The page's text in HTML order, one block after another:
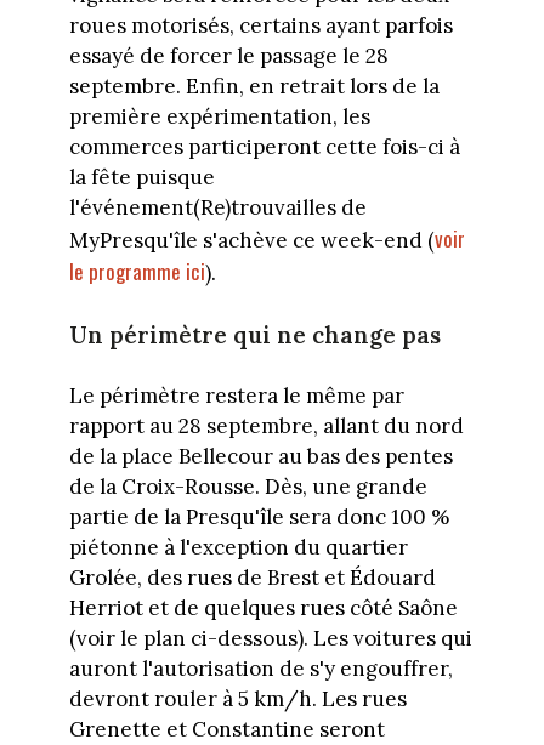
roues motorisés, certains ayant parfois
essayé de forcer le passage le 28
septembre. Enfin, en retrait lors de la
première expérimentation, les
commerces participeront cette fois-ci à
la fête puisque
l'événement(Re)trouvailles de
MyPresqu'île s'achève ce week-end (voir
le programme ici).
Un périmètre qui ne change pas
Le périmètre restera le même par
rapport au 28 septembre, allant du nord
de la place Bellecour au bas des pentes
de la Croix-Rousse. Dès, une grande
partie de la Presqu'île sera donc 100 %
piétonne à l'exception du quartier
Grolée, des rues de Brest et Édouard
Herriot et de quelques rues côté Saône
(voir le plan ci-dessous). Les voitures qui
auront l'autorisation de s'y engouffrer,
devront rouler à 5 km/h. Les rues
Grenette et Constantine seront